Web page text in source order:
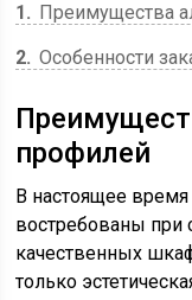
1
Преимущества
2 Особенности
профилей
В настоящее
востребованы при
качественных
только